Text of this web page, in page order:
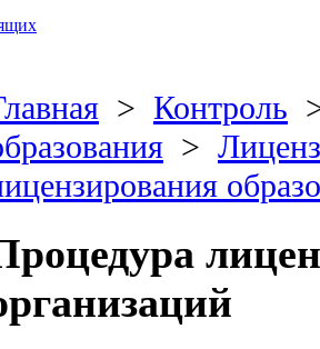
> Контроль
>